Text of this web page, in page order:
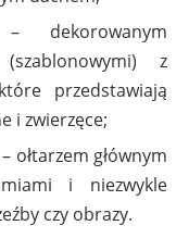
dekorowanym
z
przedstawiają
i zwierzęce;
– ołtarzem głównym
i niezwykle
czy obrazy.